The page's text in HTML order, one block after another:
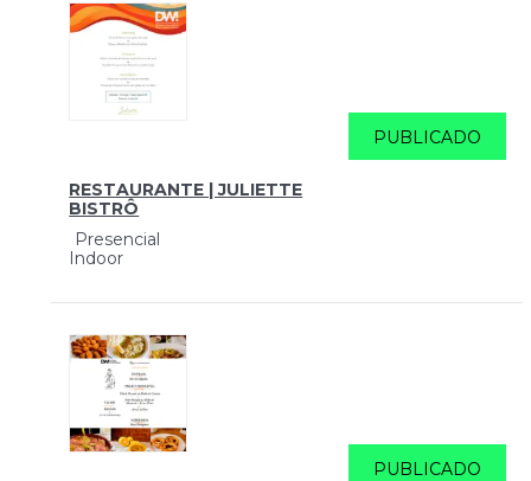
RESTAURANTE | JULIETTE
BISTRÔ
Presencial
Indoor
PUBLICADO
PUBLICADO